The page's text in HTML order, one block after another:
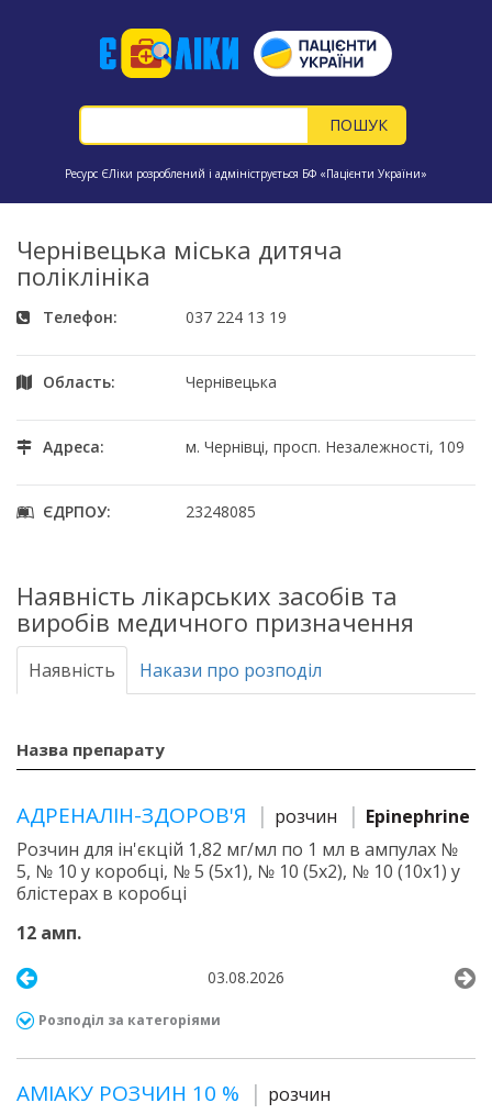
Ресурс ЄЛіки розроблений і адмініструється БФ «Пацієнти України»
Чернівецька міська дитяча
поліклініка
Телефон: 037 224 13 19
Область: Чернівецька
Адреса: м. Чернівці, просп. Незалежності, 109
ЄДРПОУ: 23248085
Наявність лікарських засобів та
виробів медичного призначення
Наявність Накази про розподіл
Назва препарату
АДРЕНАЛІН-ЗДОРОВ'Я розчин
Epinephrine
Розчин для ін'єкцій 1,82 мг/мл по 1 мл в ампулах №
5, № 10 у коробці, № 5 (5х1), № 10 (5х2), № 10 (10х1) у
блістерах в коробці
12 амп.
03.08.2026
Розподіл за категоріями
АМІАКУ РОЗЧИН 10 %
розчин